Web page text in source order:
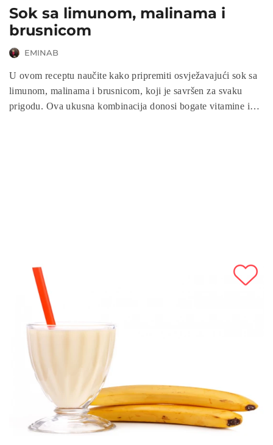
Sok sa limunom, malinama i
brusnicom
EMINAB
U ovom receptu naučite kako pripremiti osvježavajući sok sa
limunom, malinama i brusnicom, koji je savršen za svaku
prigodu. Ova ukusna kombinacija donosi bogate vitamine i